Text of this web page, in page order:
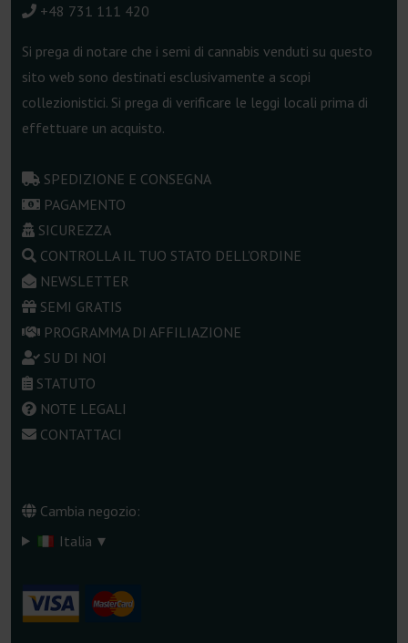
+48 731 111 420
Si prega di notare che i semi di cannabis venduti su questo
sito web sono destinati esclusivamente a scopi
collezionistici. Si prega di verificare le leggi locali prima di
effettuare un acquisto.
SPEDIZIONE E CONSEGNA
PAGAMENTO
SICUREZZA
CONTROLLA IL TUO STATO DELL'ORDINE
NEWSLETTER
SEMI GRATIS
PROGRAMMA DI AFFILIAZIONE
SU DI NOI
STATUTO
NOTE LEGALI
CONTATTACI
Cambia negozio:
Italia ▾